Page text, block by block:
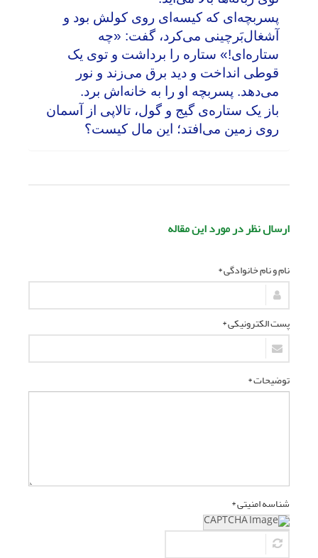
پسربچه‌ای که کیسه‌ای روی کولش بود و
آشغال‌بَرچینی می‌کرد، گفت: «چه
ستاره‌ای!» ستاره را برداشت و توی یک
قوطی انداخت و دید برق می‌زند و نور
می‌دهد. پسربچه او را به خانه‌اش برد.
باز یک ستاره‌ی گیج و گول، تالاپی از آسمان
روی زمین می‌افتد؛ این مال کیست؟
ارسال نظر در مورد این مقاله
نام و نام خانوادگی *
پست الکترونیکی *
توضیحات *
شناسه امنیتی *